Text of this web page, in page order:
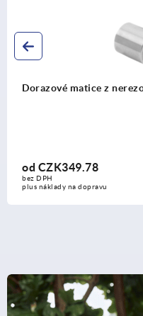
Dorazové matice z
od CZK349.78
bez DPH
plus náklady na dopravu